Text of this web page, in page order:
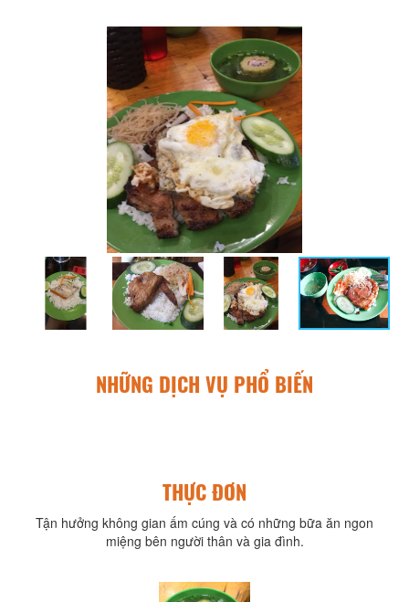
NHỮNG DỊCH VỤ PHỔ BIẾN
THỰC ĐƠN
Tận hưởng không gian ấm cúng và có những bữa ăn ngon
miệng bên người thân và gia đình.